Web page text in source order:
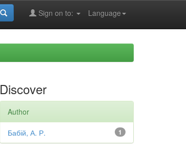
Language
Sign on to:
Discover
Author
1
Бабій, А. Р.